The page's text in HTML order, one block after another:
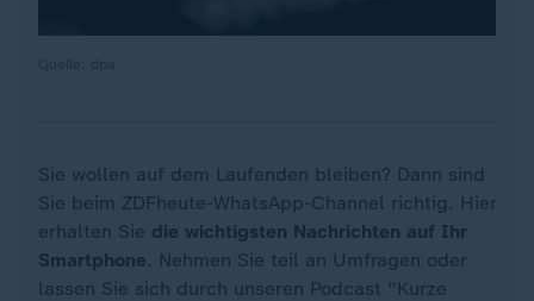
Sie wollen auf dem Laufenden bleiben? Dann sind
Sie beim ZDFheute-WhatsApp-Channel richtig. Hier
erhalten Sie die wichtigsten Nachrichten auf Ihr
Smartphone. Nehmen Sie teil an Umfragen oder
lassen Sie sich durch unseren Podcast "Kurze